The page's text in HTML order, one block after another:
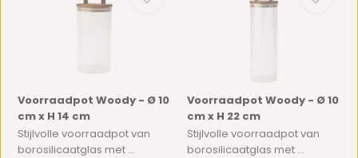
Voorraadpot Woody - Ø 10
cm x H 14 cm
Stijlvolle voorraadpot van
borosilicaatglas met ...
Voorraadpot Woody - Ø 10
cm x H 22 cm
Stijlvolle voorraadpot van
borosilicaatglas met ...